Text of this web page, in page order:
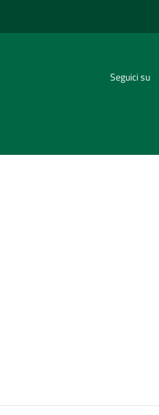
Seguici su